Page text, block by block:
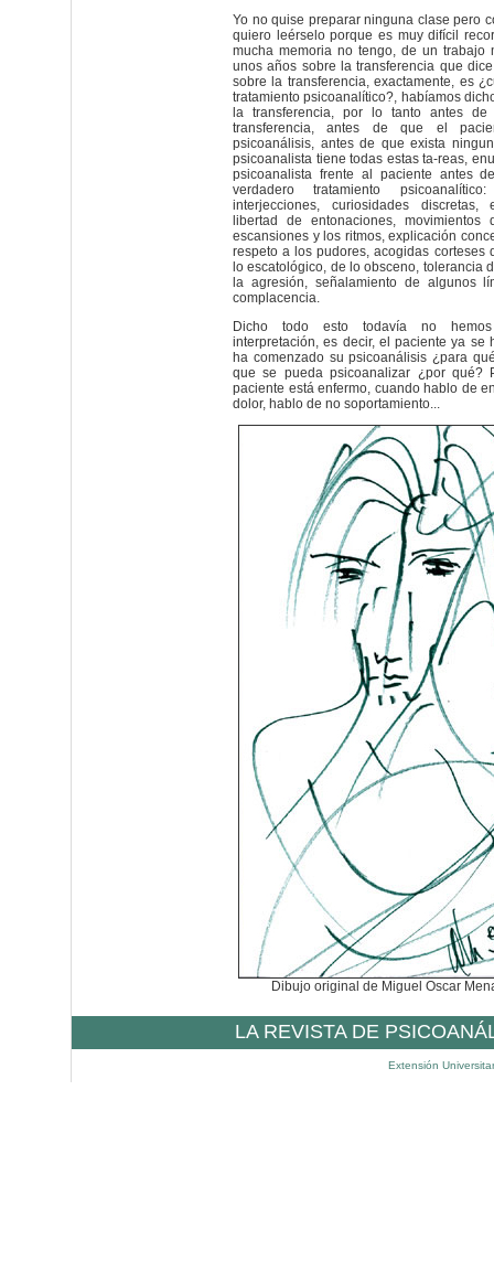
Yo no quise preparar ninguna clase pero
quiero leérselo porque es muy difícil
mucha memoria no tengo, de un trabajo
unos años sobre la transferencia que
sobre la transferencia, exactamente, es
tratamiento psicoanalítico?, habíamos
la transferencia, por lo tanto antes
transferencia, antes de que el
psicoanálisis, antes de que exista
psicoanalista tiene todas estas ta-reas,
psicoanalista frente al paciente antes
verdadero tratamiento psicoanalítico:
interjecciones, curiosidades discretas,
libertad de entonaciones,
escansiones y los ritmos, explicación
respeto a los pudores, acogidas corteses
lo escatológico, de lo obsceno, tolerancia
la agresión, señalamiento de algunos
complacencia.
Dicho todo esto todavía no
interpretación, es decir, el paciente ya se
ha comenzado su psicoanálisis ¿para
que se pueda psicoanalizar ¿por qué?
paciente está enfermo, cuando hablo de
dolor, hablo de no soportamiento...
Dibujo original de Miguel Oscar
LA REVISTA DE
Extensión